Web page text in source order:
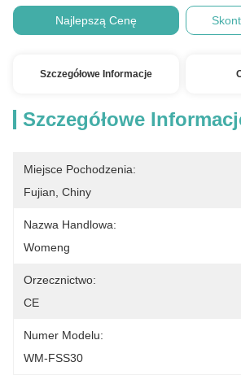
Najlepszą Cenę
Szczegółowe Informacje
Szczegółowe
Miejsce Pochodzenia:
Fujian, Chiny
Nazwa Handlowa:
Womeng
Orzecznictwo:
CE
Numer Modelu:
WM-FSS30